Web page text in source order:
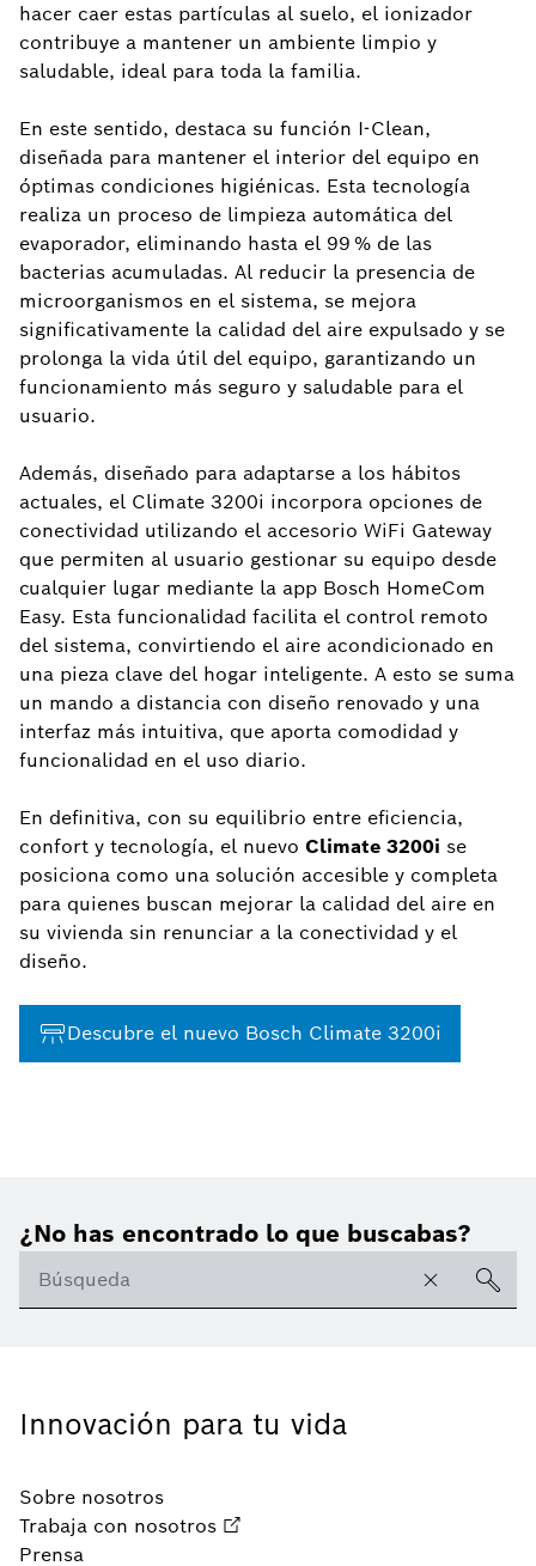
hacer caer estas partículas al suelo, el ionizador
contribuye a mantener un ambiente limpio y
saludable, ideal para toda la familia.
En este sentido, destaca su función I-Clean,
diseñada para mantener el interior del equipo en
óptimas condiciones higiénicas. Esta tecnología
realiza un proceso de limpieza automática del
evaporador, eliminando hasta el 99 % de las
bacterias acumuladas. Al reducir la presencia de
microorganismos en el sistema, se mejora
significativamente la calidad del aire expulsado y se
prolonga la vida útil del equipo, garantizando un
funcionamiento más seguro y saludable para el
usuario.
Además, diseñado para adaptarse a los hábitos
actuales, el Climate 3200i incorpora opciones de
conectividad utilizando el accesorio WiFi Gateway
que permiten al usuario gestionar su equipo desde
cualquier lugar mediante la app Bosch HomeCom
Easy. Esta funcionalidad facilita el control remoto
del sistema, convirtiendo el aire acondicionado en
una pieza clave del hogar inteligente. A esto se suma
un mando a distancia con diseño renovado y una
interfaz más intuitiva, que aporta comodidad y
funcionalidad en el uso diario.
En definitiva, con su equilibrio entre eficiencia,
confort y tecnología, el nuevo Climate 3200i se
posiciona como una solución accesible y completa
para quienes buscan mejorar la calidad del aire en
su vivienda sin renunciar a la conectividad y el
diseño.
Descubre el nuevo Bosch Climate 3200i
¿No has encontrado lo que buscabas?
Innovación para tu vida
Sobre nosotros
Trabaja con nosotros
Prensa